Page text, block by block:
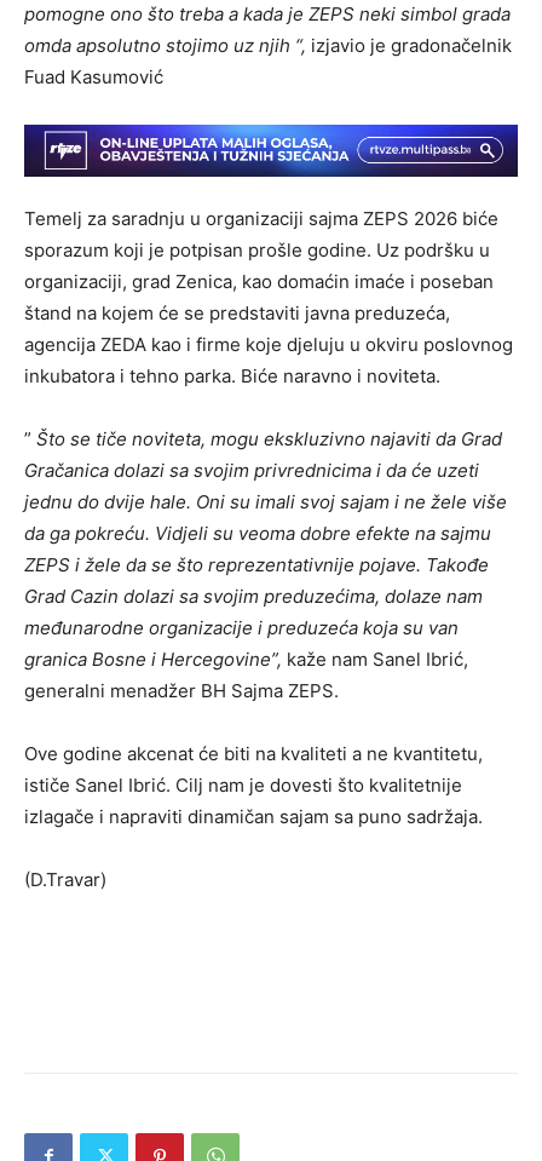
pomogne ono što treba a kada je ZEPS neki simbol grada
omda apsolutno stojimo uz njih “, izjavio je gradonačelnik
Fuad Kasumović
Temelj za saradnju u organizaciji sajma ZEPS 2026 biće
sporazum koji je potpisan prošle godine. Uz podršku u
organizaciji, grad Zenica, kao domaćin imaće i poseban
štand na kojem će se predstaviti javna preduzeća,
agencija ZEDA kao i firme koje djeluju u okviru poslovnog
inkubatora i tehno parka. Biće naravno i noviteta.
” Što se tiče noviteta, mogu ekskluzivno najaviti da Grad
Gračanica dolazi sa svojim privrednicima i da će uzeti
jednu do dvije hale. Oni su imali svoj sajam i ne žele više
da ga pokreću. Vidjeli su veoma dobre efekte na sajmu
ZEPS i žele da se što reprezentativnije pojave. Takođe
Grad Cazin dolazi sa svojim preduzećima, dolaze nam
međunarodne organizacije i preduzeća koja su van
granica Bosne i Hercegovine”, kaže nam Sanel Ibrić,
generalni menadžer BH Sajma ZEPS.
Ove godine akcenat će biti na kvaliteti a ne kvantitetu,
ističe Sanel Ibrić. Cilj nam je dovesti što kvalitetnije
izlagače i napraviti dinamičan sajam sa puno sadržaja.
(D.Travar)